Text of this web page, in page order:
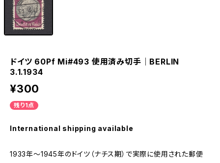
ドイツ 60Pf Mi#493 使用済み切手｜BERLIN
3.1.1934
¥300
残り1点
International shipping available
1933年～1945年のドイツ（ナチス期）で実際に使用された郵便